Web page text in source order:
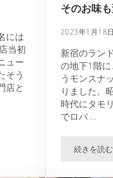
には
当初
ュー
そう
店と
店が作るインドカレーは…
そのお味
2023年1月18日
新宿のラン
の地下1階
うモンスナ
りました。
時代にタモ
でロバ …
続きを読
モン